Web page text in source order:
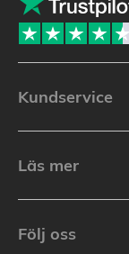
Kundservice
Läs mer
Följ oss